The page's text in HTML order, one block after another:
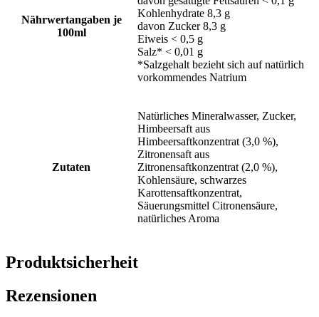
Nährwertangaben je
100ml
Kohlenhydrate 8,3 g
davon Zucker 8,3 g
Eiweis < 0,5 g
Salz* < 0,01 g
*Salzgehalt bezieht sich auf natürlich
vorkommendes Natrium
Zutaten
Natürliches Mineralwasser, Zucker,
Himbeersaft aus
Himbeersaftkonzentrat (3,0 %),
Zitronensaft aus
Zitronensaftkonzentrat (2,0 %),
Kohlensäure, schwarzes
Karottensaftkonzentrat,
Säuerungsmittel Citronensäure,
natürliches Aroma
Produktsicherheit
Rezensionen